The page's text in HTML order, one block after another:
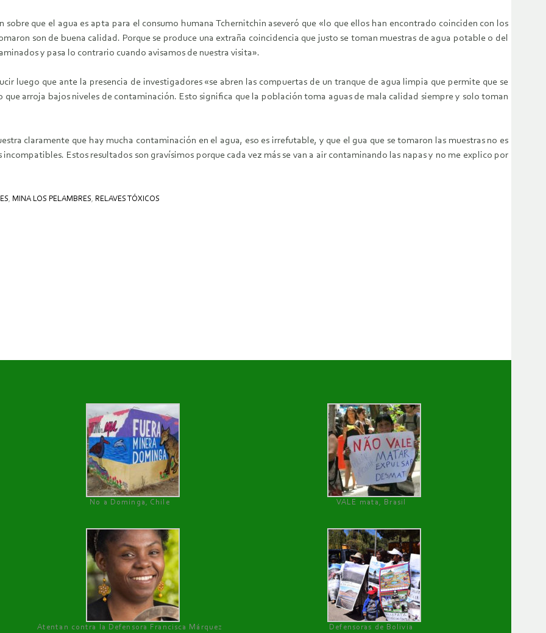
sobre que el agua es apta para el consumo humana Tchernitchin aseveró que «lo que ellos han encontrado coinciden con los
son de buena calidad. Porque se produce una extraña coincidencia que justo se toman muestras de agua potable o del
y pasa lo contrario cuando avisamos de nuestra visita».
luego que ante la presencia de investigadores «se abren las compuertas de un tranque de agua limpia que permite que se
arroja bajos niveles de contaminación. Esto significa que la población toma aguas de mala calidad siempre y solo toman
claramente que hay mucha contaminación en el agua, eso es irrefutable, y que el gua que se tomaron las muestras no es
Estos resultados son gravísimos porque cada vez más se van a air contaminando las napas y no me explico por
, MINA LOS PELAMBRES, RELAVES TÓXICOS
No a Dominga, Chile
VALE mata, Brasil
Atentan contra la Defensora Francisca Márquez Defensoras de Bolivia